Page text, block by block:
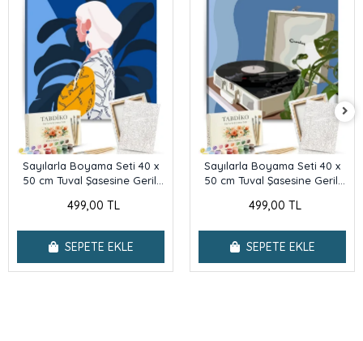
Sayılarla Boyama Seti 40 x
50 cm Tuval Şasesine Gerili
499,00 TL
SEPETE EKLE
Sayılarla Boyama Seti 40 x
50 cm Tuval Şasesine Gerili
499,00 TL
SEPETE EKLE